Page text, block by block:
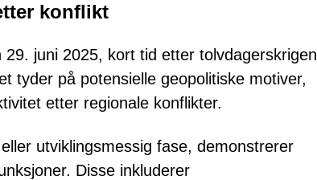
konflikt
juni 2025, kort tid etter tolvdagerskrigen
tyder på potensielle geopolitiske motiver,
etter regionale konflikter.
utviklingsmessig fase, demonstrerer
Disse inkluderer